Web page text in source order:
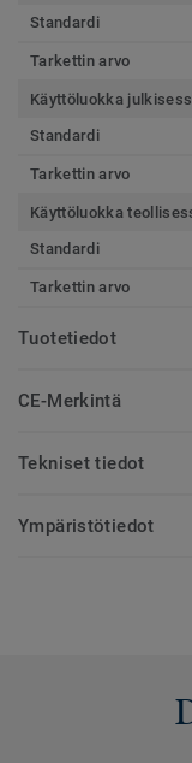
Standardi
Tarkettin arvo
Käyttöluokka
Standardi
Tarkettin arvo
Käyttöluokka
Standardi
Tarkettin arvo
Tuotetiedot
CE-Merkintä
Tekniset tiedot
Ympäristötiedot